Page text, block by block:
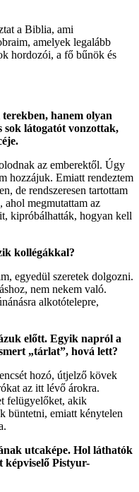
a Biblia, ami
amelyek legalább
hordozói, a fő bűnök és
hanem olyan
sok látogatót vonzottak,
az emberektől. Úgy
hozzájuk. Emiatt rendeztem
de rendszeresen tartottam
ahol megmutattam az
kipróbálhatták, hogyan kell
kollégákkal?
egyedül szeretek dolgozni.
nem nekem való.
alkotótelepre,
előtt. Egyik napról a
„tárlat”, hová lett?
hozó, útjelző kövek
az itt lévő árokra.
felügyelőket, akik
büntetni, emiatt kénytelen
utcaképe. Hol láthatók
képviselő Pistyur-